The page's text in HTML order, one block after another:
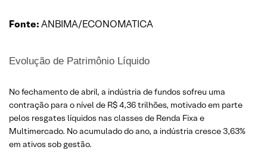
Fonte:ANBIMA/ECONOMATICA
Evolução de Patrimônio Líquido
No fechamento de abril, a indústria de fundos sofreu uma
contração para o nível de R$ 4,36 trilhões, motivado em parte
pelos resgates líquidos nas classes de Renda Fixa e
Multimercado. No acumulado do ano, a indústria cresce 3,63%
em ativos sob gestão.